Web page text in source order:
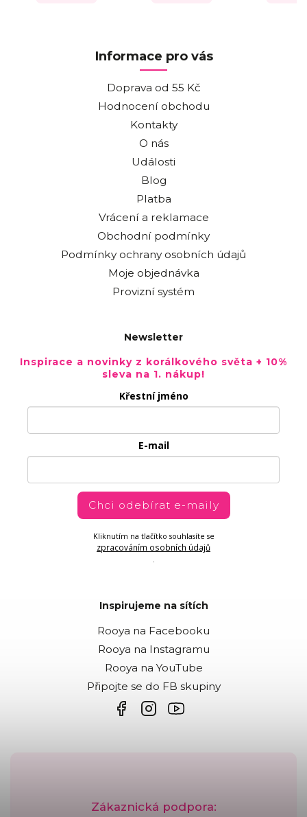
Zákaznická podpora:
Informace pro vás
Doprava od 55 Kč
Hodnocení obchodu
Kontakty
O nás
Události
Blog
Platba
Vrácení a reklamace
Obchodní podmínky
Podmínky ochrany osobních údajů
Moje objednávka
Provizní systém
Newsletter
Inspirace a novinky z korálkového světa + 10%
sleva na 1. nákup!
Křestní jméno
E-mail
Chci odebírat e-maily
Kliknutím na tlačítko souhlasíte se
zpracováním osobních údajů
.
Inspirujeme na sítích
Rooya na Facebooku
Rooya na Instagramu
Rooya na YouTube
Připojte se do FB skupiny